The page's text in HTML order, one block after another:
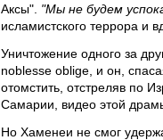
Аксы". "Мы не будем
исламистского террора и
Уничтожение одного за
noblesse oblige, и он,
отомстить, отстреляв по
Самарии, видео этой
Но Хаменеи не смог